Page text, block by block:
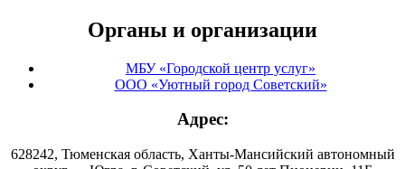
Органы и организации
МБУ «Городской центр услуг»
ООО «Уютный город Советский»
Адрес:
628242, Тюменская область, Ханты-Мансийский автономный